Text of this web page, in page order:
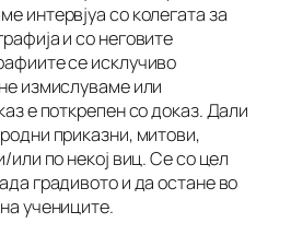
интервјуа со колегата за
и со неговите
се исклучиво
измислуваме или
е поткрепен со доказ. Дали
приказни, митови,
или по некој виц. Се со цел
градивото и да остане во
учениците.